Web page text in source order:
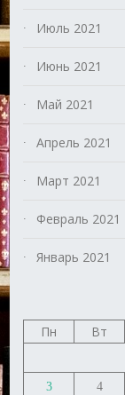
Июль 2021
Июнь 2021
Май 2021
Апрель 2021
Март 2021
Февраль 2021
Январь 2021
Пн
Вт
3 4